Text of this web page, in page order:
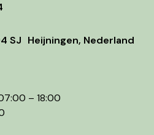
SJ Heijningen, Nederland
– 18:00